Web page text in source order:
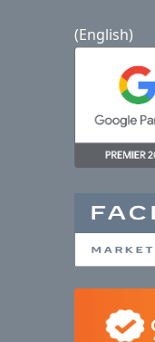
(English)